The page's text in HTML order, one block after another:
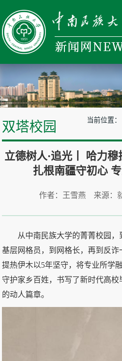
双塔校园 当前位置：
立德树人·追光丨 哈力穆
扎根南疆守初心
作者：王雪燕 来源：
从中南民族大学的菁菁校园
基层网格员，到网格长，再到反
提热伊木以5年坚守，将专业所学
守护家乡百姓，书写了新时代高
的动人篇章。